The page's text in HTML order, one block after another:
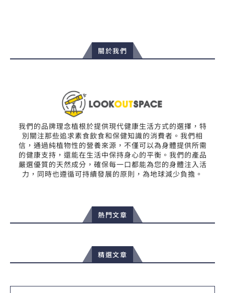
關於我們
我們的品牌理念植根於提供現代健康生活方式的選擇，特
別關注那些追求素食飲食和保健知識的消費者。我們相
信，通過純植物性的營養來源，不僅可以為身體提供所需
的健康支持，還能在生活中保持身心的平衡。我們的產品
嚴選優質的天然成分，確保每一口都能為您的身體注入活
力，同時也遵循可持續發展的原則，為地球減少負擔。
熱門文章
精選文章